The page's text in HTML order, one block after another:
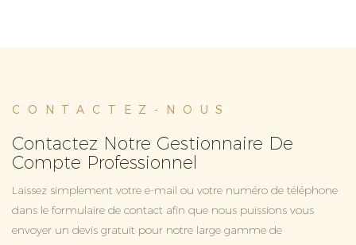
CONTACTEZ-NOUS
Contactez Notre Gestionnaire De
Compte Professionnel
Laissez simplement votre e-mail ou votre numéro de téléphone
dans le formulaire de contact afin que nous puissions vous
envoyer un devis gratuit pour notre large gamme de